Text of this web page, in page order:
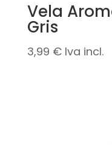
Vela
Gris
3,99 € Iva incl.